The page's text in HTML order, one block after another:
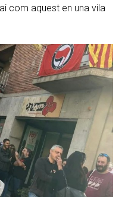
com aquest en una vila